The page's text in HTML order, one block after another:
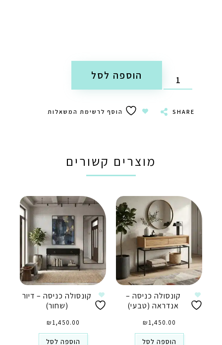
הוספה לסל
SHARE הוסף לרשימת המשאלות
מוצרים קשורים
קונסולה כניסה –
אנדראה (טבעי)
₪1,450.00
הוספה לסל
קונסולה כניסה – דיור
(שחור)
₪1,450.00
הוספה לסל